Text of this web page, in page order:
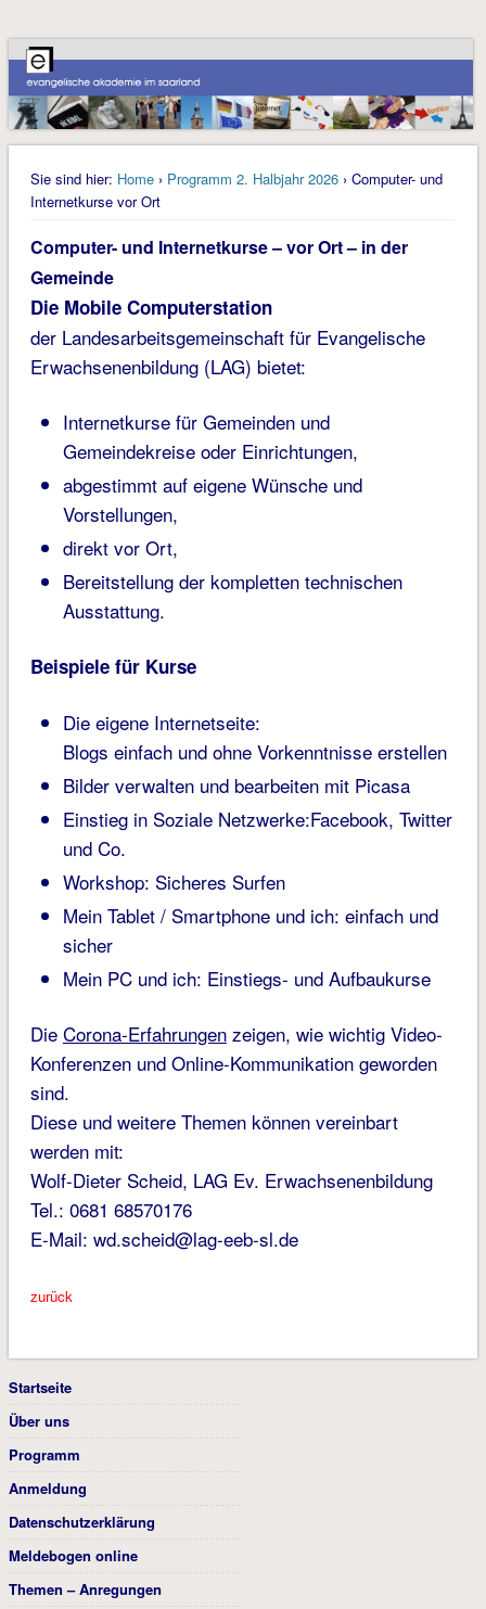
Sie sind hier: Home› Programm 2. Halbjahr 2026› Computer- und
Internetkurse vor Ort
Computer- und Internetkurse – vor Ort – in der
Gemeinde
Die Mobile Computerstation
der Landesarbeitsgemeinschaft für Evangelische
Erwachsenenbildung (LAG) bietet:
Internetkurse für Gemeinden und
Gemeindekreise oder Einrichtungen,
abgestimmt auf eigene Wünsche und
Vorstellungen,
direkt vor Ort,
Bereitstellung der kompletten technischen
Ausstattung.
Beispiele für Kurse
Die eigene Internetseite:
Blogs einfach und ohne Vorkenntnisse erstellen
Bilder verwalten und bearbeiten mit Picasa
Einstieg in Soziale Netzwerke:Facebook, Twitter
und Co.
Workshop: Sicheres Surfen
Mein Tablet / Smartphone und ich: einfach und
sicher
Mein PC und ich: Einstiegs- und Aufbaukurse
Die Corona-Erfahrungenzeigen, wie wichtig Video-
Konferenzen und Online-Kommunikation geworden
sind.
Diese und weitere Themen können vereinbart
werden mit:
Wolf-Dieter Scheid, LAG Ev. Erwachsenenbildung
Tel.: 0681 68570176
E-Mail: wd.scheid@lag-eeb-sl.de
zurück
Startseite
Über uns
Programm
Anmeldung
Datenschutzerklärung
Meldebogen online
Themen – Anregungen